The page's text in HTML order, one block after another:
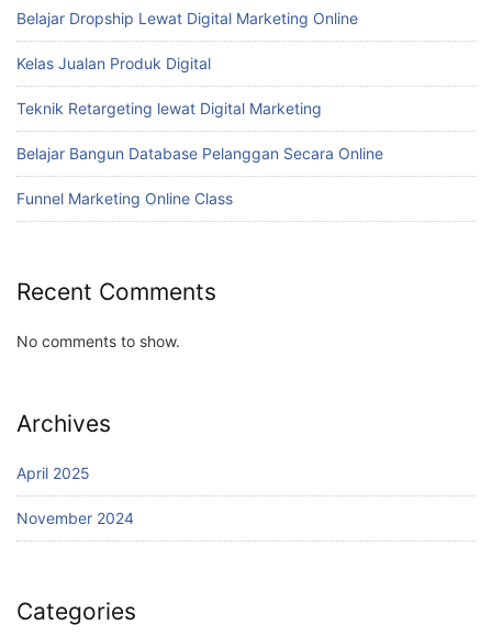
Belajar Dropship Lewat Digital Marketing Online
Kelas Jualan Produk Digital
Teknik Retargeting lewat Digital Marketing
Belajar Bangun Database Pelanggan Secara Online
Funnel Marketing Online Class
Recent Comments
No comments to show.
Archives
April 2025
November 2024
Categories